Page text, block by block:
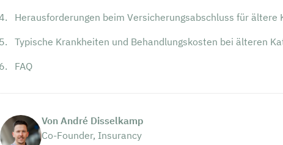
Herausforderungen beim Versicherungsabschluss für ältere
Typische Krankheiten und Behandlungskosten bei älteren
FAQ
Von André Disselkamp
Co-Founder, Insurancy